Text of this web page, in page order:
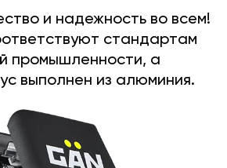
и надежность во всем!
стандартам
промышленности, а
выполнен из алюминия.